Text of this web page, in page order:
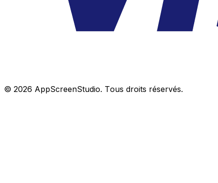
© 2026 AppScreenStudio. Tous droits réservés.